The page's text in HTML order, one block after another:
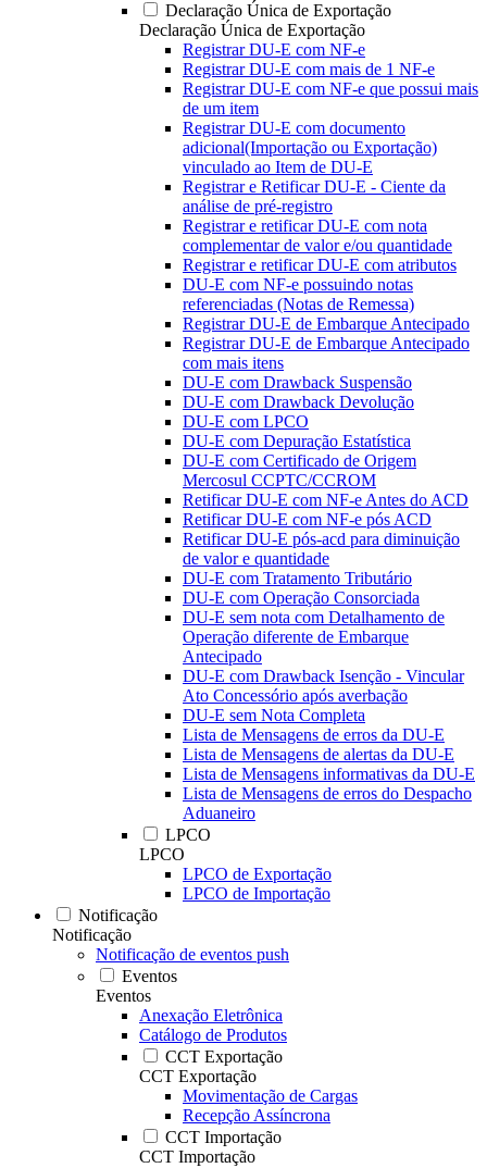
Declaração Única de Exportação
Declaração Única de Exportação
Registrar DU-E com NF-e
Registrar DU-E com mais de 1 NF-e
Registrar DU-E com NF-e que possui mais
de um item
Registrar DU-E com documento
adicional(Importação ou Exportação)
vinculado ao Item de DU-E
Registrar e Retificar DU-E - Ciente da
análise de pré-registro
Registrar e retificar DU-E com nota
complementar de valor e/ou quantidade
Registrar e retificar DU-E com atributos
DU-E com NF-e possuindo notas
referenciadas (Notas de Remessa)
Registrar DU-E de Embarque Antecipado
Registrar DU-E de Embarque Antecipado
com mais itens
DU-E com Drawback Suspensão
DU-E com Drawback Devolução
DU-E com LPCO
DU-E com Depuração Estatística
DU-E com Certificado de Origem
Mercosul CCPTC/CCROM
Retificar DU-E com NF-e Antes do ACD
Retificar DU-E com NF-e pós ACD
Retificar DU-E pós-acd para diminuição
de valor e quantidade
DU-E com Tratamento Tributário
DU-E com Operação Consorciada
DU-E sem nota com Detalhamento de
Operação diferente de Embarque
Antecipado
DU-E com Drawback Isenção - Vincular
Ato Concessório após averbação
DU-E sem Nota Completa
Lista de Mensagens de erros da DU-E
Lista de Mensagens de alertas da DU-E
Lista de Mensagens informativas da DU-E
Lista de Mensagens de erros do Despacho
Aduaneiro
LPCO
LPCO
LPCO de Exportação
LPCO de Importação
Notificação
Notificação
Notificação de eventos push
Eventos
Eventos
Anexação Eletrônica
Catálogo de Produtos
CCT Exportação
CCT Exportação
Movimentação de Cargas
Recepção Assíncrona
CCT Importação
CCT Importação